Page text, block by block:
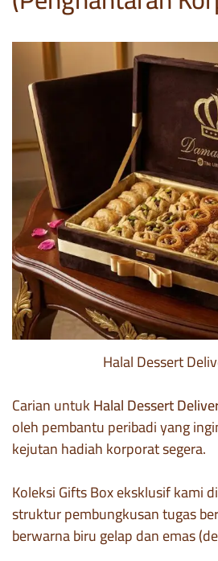
Halal Dessert
Carian untukHalal Dessert
oleh pembantu peribadi yang
kejutan hadiah korporat segera.
Koleksi Gifts Box eksklusif kami
struktur pembungkusan tugas
berwarna biru gelap dan emas